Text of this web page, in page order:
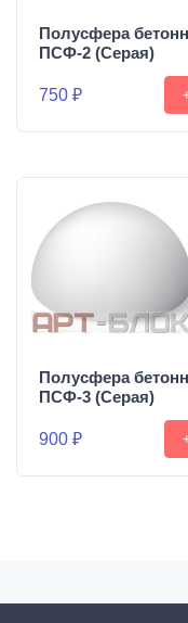
Полусфера
ПСФ-2 (Серая)
750 ₽
Полусфера
ПСФ-3 (Серая)
900 ₽